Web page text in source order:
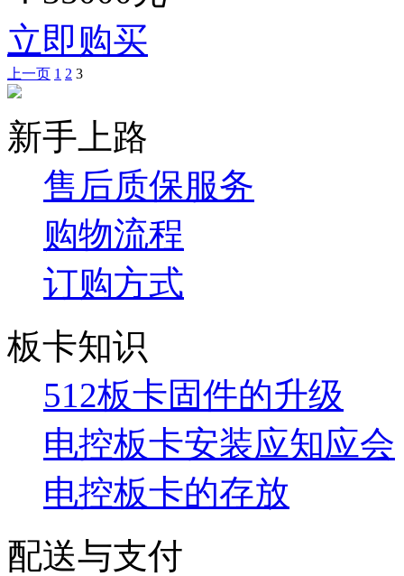
立即购买
上一页 1 2 3
新手上路
售后质保服务
购物流程
订购方式
板卡知识
512板卡固件的升级
电控板卡安装应知应会
电控板卡的存放
配送与支付